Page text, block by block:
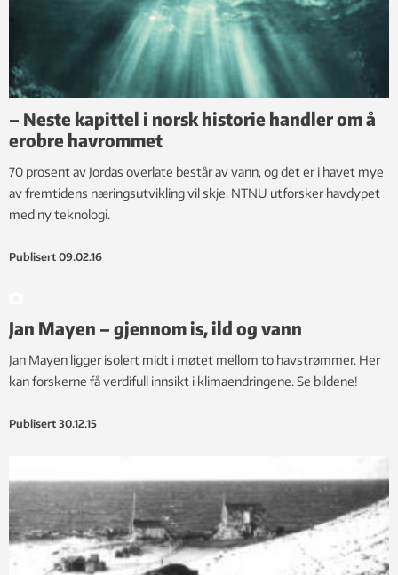
– Neste kapittel i norsk historie handler om å
erobre havrommet
70 prosent av Jordas overlate består av vann, og det er i havet mye
av fremtidens næringsutvikling vil skje. NTNU utforsker havdypet
med ny teknologi.
Publisert 09.02.16
Jan Mayen – gjennom is, ild og vann
Jan Mayen ligger isolert midt i møtet mellom to havstrømmer. Her
kan forskerne få verdifull innsikt i klimaendringene. Se bildene!
Publisert 30.12.15